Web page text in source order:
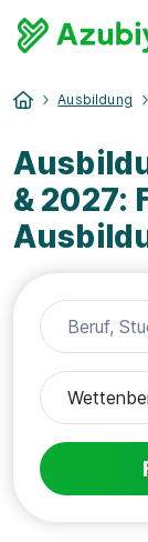
Ausbildung
& 2027: